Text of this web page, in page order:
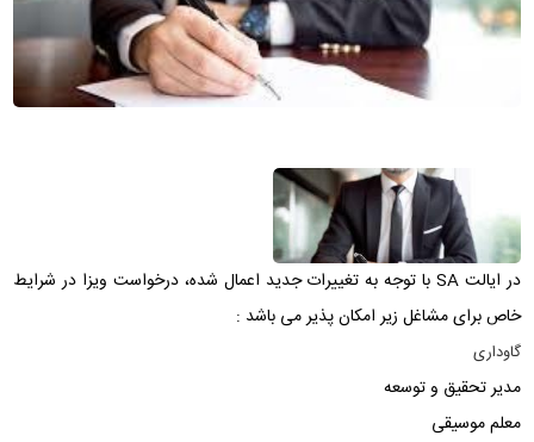
در ایالت SA با توجه به تغییرات جدید اعمال شده
، درخواست ویزا در شرایط
خاص برای مشاغل زیر امکان پذیر می باشد :
گاوداری
مدیر تحقیق و توسعه
معلم موسیقی